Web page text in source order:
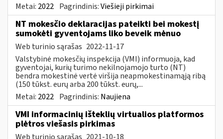
Metai: 2022 Pagrindinis:Viešieji pirkimai
NT mokesčio deklaracijas pateikti bei mokestį
sumokėti gyventojams liko beveik mėnuo
Web turinio sąrašas 2022-11-17
Valstybinė mokesčių inspekcija (VMI) informuoja, kad
gyventojai, kurių turimo nekilnojamojo turto (NT)
bendra mokestinė vertė viršija neapmokestinamąją ribą
(150 tūkst. eurų arba 200 tūkst. eurų,...
Metai: 2022 Pagrindinis: Naujiena
VMI informacinių išteklių virtualios platformos
plėtros viešasis pirkimas
Web turinio sąrašas 2021-10-18